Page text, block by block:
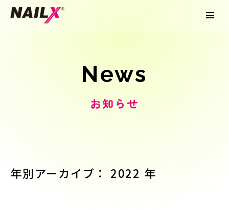
News
お知らせ
年別アーカイブ： 2022 年